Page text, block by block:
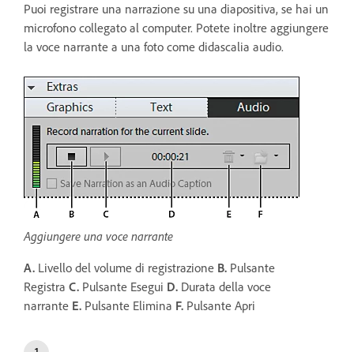
Puoi registrare una narrazione su una diapositiva, se hai un
microfono collegato al computer. Potete inoltre aggiungere
la voce narrante a una foto come didascalia audio.
Aggiungere una voce narrante
A. Livello del volume di registrazione B. Pulsante
Registra C. Pulsante Esegui D. Durata della voce
narrante E. Pulsante Elimina F. Pulsante Apri